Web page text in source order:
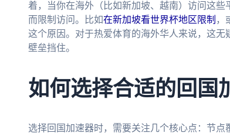
着，当你在海外（比如新加坡、越南）访问这
而限制访问。比如在新加坡看世界杯地区限制 ，
这个原因。对于热爱体育的海外华人来说，这
壁垒挡住。
如何选择合适的回国
选择回国加速器时，需要关注几个核心点：节